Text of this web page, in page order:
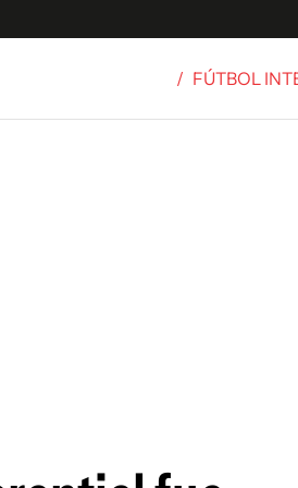
/ FÚTBOL